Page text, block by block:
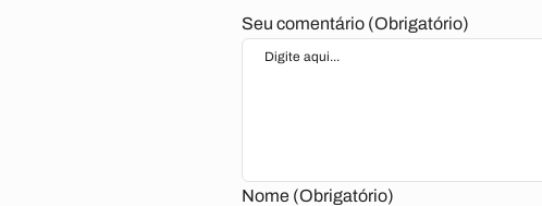
Seu comentário (Obrigatório)
Nome (Obrigatório)